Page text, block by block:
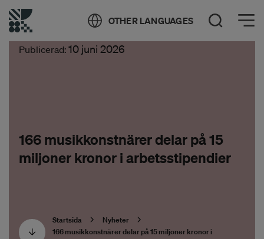
OTHER LANGUAGES Öppna sök
Öppna meny
Publicerad: 10 juni 2026
166 musikkonstnärer delar på 15
miljoner kronor i arbetsstipendier
Startsida
Nyheter
166 musikkonstnärer delar på 15 miljoner kronor i